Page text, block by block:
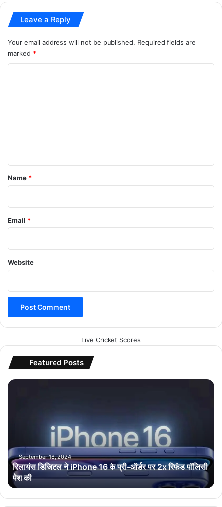
ढ़
ने
गा
'
Leave a Reply
Your email address will not be published. Required fields are
marked *
*
Name *
Email *
Website
Live Cricket Scores
Featured Posts
रि
ट
ल
P
h
September 18, 2024
रिलायंस डिजिटल ने iPhone 16 के प्री-ऑर्डर पर 2x रिफंड पॉलिसी
पेश की